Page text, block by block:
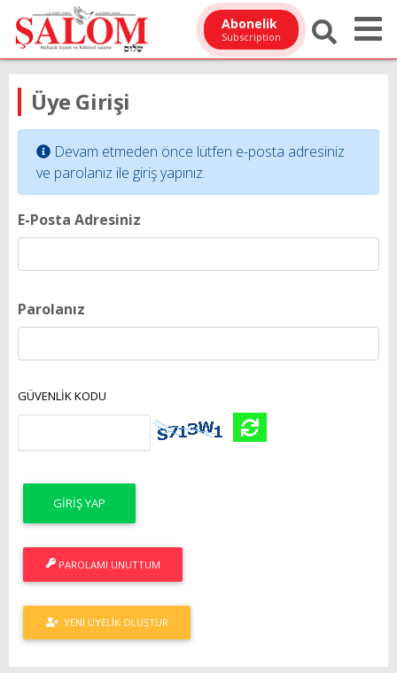
Abonelik
Subscription
Üye Girişi
Devam etmeden önce lütfen e-posta adresiniz
ve parolanız ile giriş yapınız.
E-Posta Adresiniz
Parolanız
GÜVENLİK KODU
PAROLAMI UNUTTUM
YENI ÜYELIK OLUŞTUR